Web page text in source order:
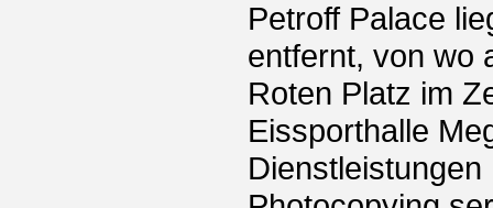
Petroff Palace
entfernt, von wo
Roten Platz im
Eissporthalle
Dienstleistungen